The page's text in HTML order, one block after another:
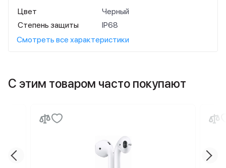
Цвет
Черный
Степень защиты
IP68
Смотреть все характеристики
С этим товаром часто покупают